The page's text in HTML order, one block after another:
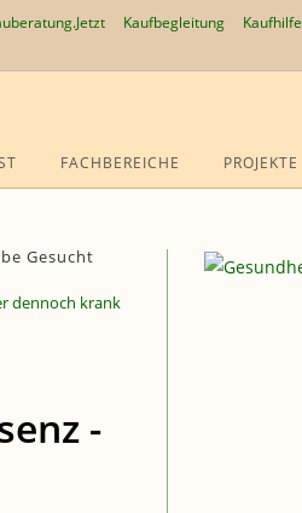
Kaufbegleitung Kaufhilfe
FACHBEREICHE PROJEKTE
Gesucht
-